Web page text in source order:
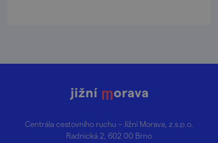
Centrála cestovního ruchu – Jižní Morava, z.s.p.o.
Radnická 2, 602 00 Brno